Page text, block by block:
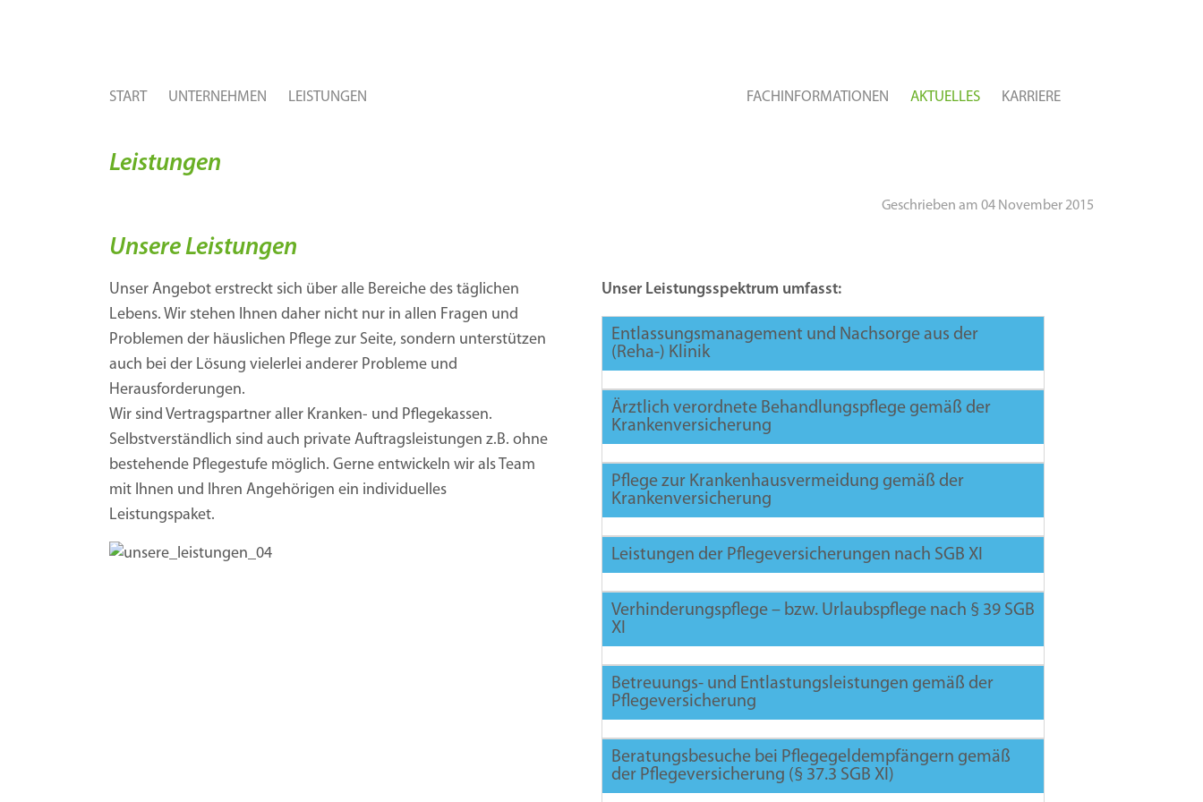
START UNTERNEHMEN LEISTUNGEN FACHINFORMATIONEN AKTUELLES KARRIERE
Leistungen
Geschrieben am 04 November 2015
Unsere Leistungen
Unser Angebot erstreckt sich über alle Bereiche des täglichen
Lebens. Wir stehen Ihnen daher nicht nur in allen Fragen und
Problemen der häuslichen Pflege zur Seite, sondern unterstützen
auch bei der Lösung vielerlei anderer Probleme und
Herausforderungen.
Wir sind Vertragspartner aller Kranken- und Pflegekassen.
Selbstverständlich sind auch private Auftragsleistungen z.B. ohne
bestehende Pflegestufe möglich. Gerne entwickeln wir als Team
mit Ihnen und Ihren Angehörigen ein individuelles
Leistungspaket.
Unser Leistungsspektrum umfasst:
Entlassungsmanagement und Nachsorge aus der
(Reha-) Klinik
Ärztlich verordnete Behandlungspflege gemäß der
Krankenversicherung
Pflege zur Krankenhausvermeidung gemäß der
Krankenversicherung
Leistungen der Pflegeversicherungen nach SGB XI
Leistungskomplex
1
Erstbesuch
Leistungskomplex
2
Folgebesuch
Leistungskomplex
Kleine Pflege
Leistungskomplex
4
Große Pflege 1
Verhinderungspflege – bzw. Urlaubspflege nach § 39 SGB
XI
Betreuungs- und Entlastungsleistungen gemäß der
Pflegeversicherung
Beratungsbesuche bei Pflegegeldempfängern gemäß
der Pflegeversicherung (§ 37.3 SGB XI)